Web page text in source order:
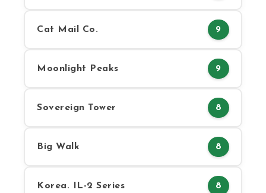
Cat Mail Co. 9
Moonlight Peaks 9
Sovereign Tower 8
Big Walk 8
Korea. IL-2 Series 8